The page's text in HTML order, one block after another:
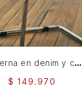
XXL
AGREGAR AL CARRITO
Chaqueta Lerna en denim y cuero para hombre silueta Trucker
$ 149.970